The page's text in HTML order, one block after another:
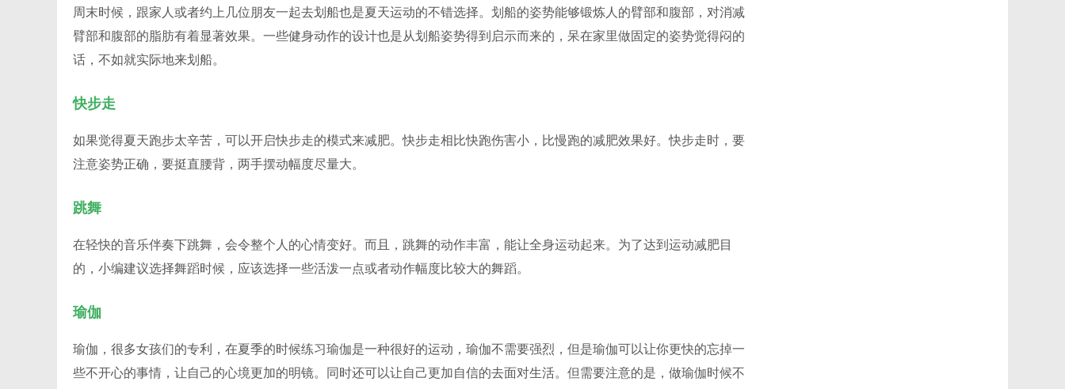
周末时候，跟家人或者约上几位朋友一起去划船也是夏天运动的不错选择。划船的姿势能够锻炼人的臂部和腹部，对消减
臂部和腹部的脂肪有着显著效果。一些健身动作的设计也是从划船姿势得到启示而来的，呆在家里做固定的姿势觉得闷的
话，不如就实际地来划船。
快步走
如果觉得夏天跑步太辛苦，可以开启快步走的模式来减肥。快步走相比快跑伤害小，比慢跑的减肥效果好。快步走时，要
注意姿势正确，要挺直腰背，两手摆动幅度尽量大。
跳舞
在轻快的音乐伴奏下跳舞，会令整个人的心情变好。而且，跳舞的动作丰富，能让全身运动起来。为了达到运动减肥目
的，小编建议选择舞蹈时候，应该选择一些活泼一点或者动作幅度比较大的舞蹈。
瑜伽
瑜伽，很多女孩们的专利，在夏季的时候练习瑜伽是一种很好的运动，瑜伽不需要强烈，但是瑜伽可以让你更快的忘掉一
些不开心的事情，让自己的心境更加的明镜。同时还可以让自己更加自信的去面对生活。但需要注意的是，做瑜伽时候不